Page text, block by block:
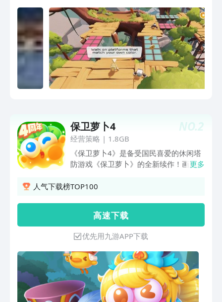
NO.2
保卫萝卜4
经营策略 | 1.8GB
《保卫萝卜4》是备受国民喜爱的休闲塔
防游戏《保卫萝卜》的全新续作！画风Q
畅享指尖塔防新体验！ 【塔防创新，海
汹，智退强敌保卫萝卜！数千关趣味关卡
持续更新，体验新鲜不重样！ 【影视大
作，即刻开拍】 阿波进军影视圈，携手
全新天敌呆兔，上演精彩剧作！《卧兔藏
龙》圆满武侠梦、《绿野奇缘》一
更多
人气下载榜TOP100
高 速 下 载
优先用九游APP下载